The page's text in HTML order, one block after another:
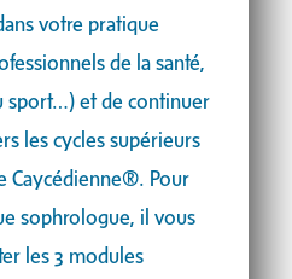
votre pratique
de la santé,
sport…) et de continuer
les cycles supérieurs
Caycédienne®. Pour
sophrologue, il vous
les 3 modules